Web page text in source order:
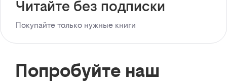
Читайте без подписки
Покупайте только нужные книги
Попробуйте наш